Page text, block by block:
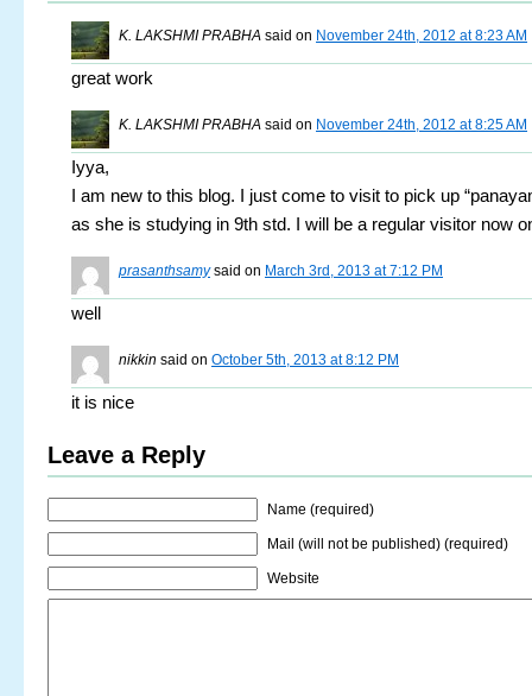
K. LAKSHMI PRABHA said on November 24th, 2012 at 8:23 AM
great work
K. LAKSHMI PRABHA said on November 24th, 2012 at 8:25 AM
Iyya,
I am new to this blog. I just come to visit to pick up
as she is studying in 9th std. I will be a regular visitor now
prasanthsamysaid on March 3rd, 2013 at 7:12 PM
well
nikkin said on October 5th, 2013 at 8:12 PM
it is nice
Leave a Reply
Name (required)
Mail (will not be published) (required)
Website